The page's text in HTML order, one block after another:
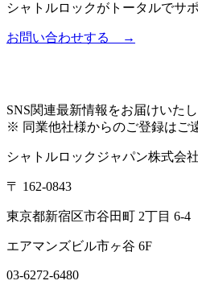
シャトルロックがトータルでサ
お問い合わせする →
SNS関連最新情報をお届けいたし
※ 同業他社様からのご登録はご
シャトルロックジャパン株式会社
〒 162-0843
東京都新宿区市谷田町 2丁目 6-4
エアマンズビル市ヶ谷 6F
03-6272-6480